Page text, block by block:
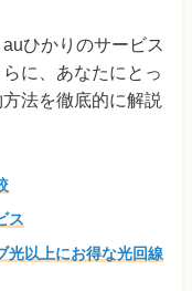
ひかりのサービス
に、あなたにとっ
法を徹底的に解説
ス
光以上にお得な光回線